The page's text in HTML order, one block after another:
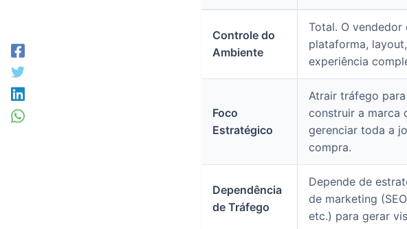
Controle do
Ambiente
Total. O vendedor
plataforma,
experiência
Foco
Estratégico
Atrair tráfego
construir a marca
gerenciar toda a
compra.
Dependência
de Tráfego
Depende de
de marketing
etc.) para gerar